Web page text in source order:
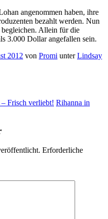
angenommen haben, ihre
bezahlt werden. Nun
begleichen. Allein für die
3.000 Dollar angefallen sein.
2012 von Promi unterLindsay
Frisch verliebt! Rihanna in
Erforderliche